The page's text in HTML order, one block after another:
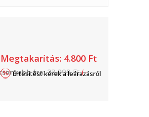
ára: 23.999 Ft (-
Megtakarítás: 4.800 Ft
Értesítést kérek a leárazásról